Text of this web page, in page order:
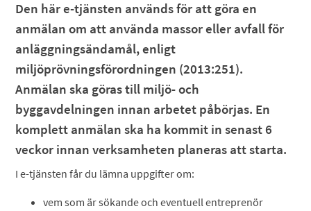
Den här e-tjänsten används för att göra en
anmälan om att använda massor eller avfall för
anläggningsändamål, enligt
miljöprövningsförordningen (2013:251).
Anmälan ska göras till miljö- och
byggavdelningen innan arbetet påbörjas. En
komplett anmälan ska ha kommit in senast 6
veckor innan verksamheten planeras att starta.
I e-tjänsten får du lämna uppgifter om:
vem som är sökande och eventuell entreprenör